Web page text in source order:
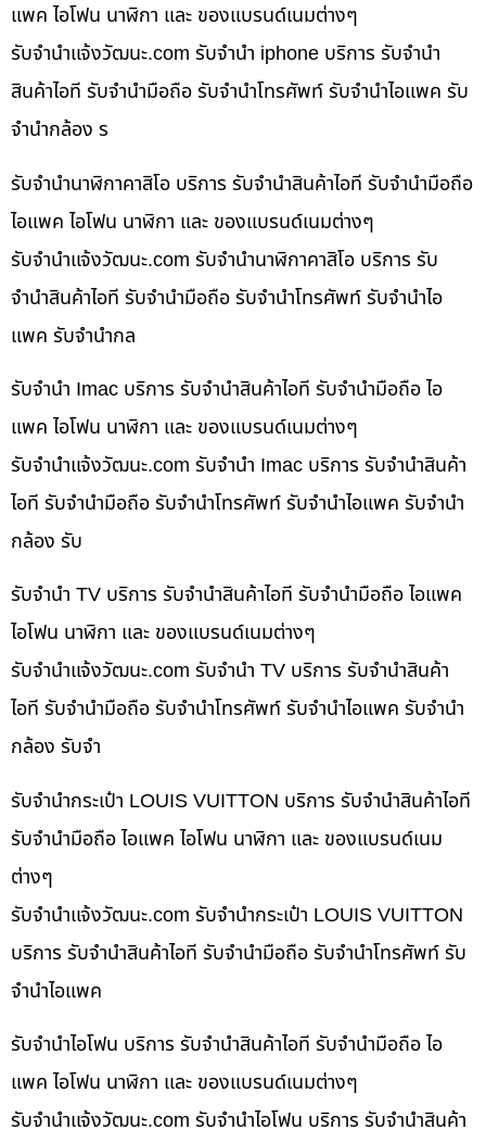
แพค ไอโฟน นาฬิกา และ ของแบรนด์เนมต่างๆ
รับจํานําแจ้งวัฒนะ.com รับจำนำ iphone บริการ รับจำนำ
สินค้าไอที รับจำนำมือถือ รับจำนำโทรศัพท์ รับจำนำไอแพค รับ
จำนำกล้อง ร
รับจำนำนาฬิกาคาสิโอ บริการ รับจำนำสินค้าไอที รับจำนำมือถือ
ไอแพค ไอโฟน นาฬิกา และ ของแบรนด์เนมต่างๆ
รับจํานําแจ้งวัฒนะ.com รับจำนำนาฬิกาคาสิโอ บริการ รับ
จำนำสินค้าไอที รับจำนำมือถือ รับจำนำโทรศัพท์ รับจำนำไอ
แพค รับจำนำกล
รับจำนำ Imac บริการ รับจำนำสินค้าไอที รับจำนำมือถือ ไอ
แพค ไอโฟน นาฬิกา และ ของแบรนด์เนมต่างๆ
รับจํานําแจ้งวัฒนะ.com รับจำนำ Imac บริการ รับจำนำสินค้า
ไอที รับจำนำมือถือ รับจำนำโทรศัพท์ รับจำนำไอแพค รับจำนำ
กล้อง รับ
รับจำนำ TV บริการ รับจำนำสินค้าไอที รับจำนำมือถือ ไอแพค
ไอโฟน นาฬิกา และ ของแบรนด์เนมต่างๆ
รับจํานําแจ้งวัฒนะ.com รับจำนำ TV บริการ รับจำนำสินค้า
ไอที รับจำนำมือถือ รับจำนำโทรศัพท์ รับจำนำไอแพค รับจำนำ
กล้อง รับจำ
รับจำนำกระเป๋า LOUIS VUITTON บริการ รับจำนำสินค้าไอที
รับจำนำมือถือ ไอแพค ไอโฟน นาฬิกา และ ของแบรนด์เนม
ต่างๆ
รับจํานําแจ้งวัฒนะ.com รับจำนำกระเป๋า LOUIS VUITTON
บริการ รับจำนำสินค้าไอที รับจำนำมือถือ รับจำนำโทรศัพท์ รับ
จำนำไอแพค
รับจำนำไอโฟน บริการ รับจำนำสินค้าไอที รับจำนำมือถือ ไอ
แพค ไอโฟน นาฬิกา และ ของแบรนด์เนมต่างๆ
รับจํานําแจ้งวัฒนะ.com รับจำนำไอโฟน บริการ รับจำนำสินค้า